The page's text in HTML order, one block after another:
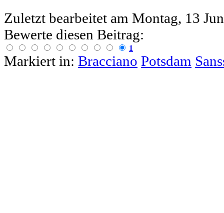
Zuletzt bearbeitet am Montag, 13
Bewerte diesen Beitrag:
1
Markiert in: Bracciano Potsdam